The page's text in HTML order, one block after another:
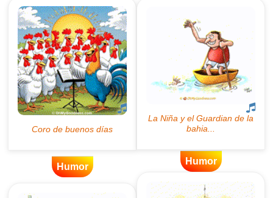
Humor
Humor